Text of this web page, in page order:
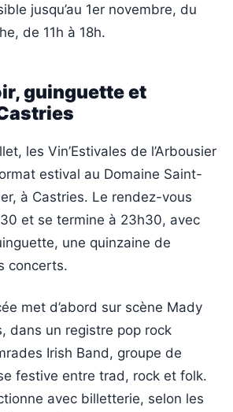
jusqu’au 1er novembre, du
de 11h à 18h.
guinguette et
les Vin’Estivales de l’Arbousier
estival au Domaine Saint-
à Castries. Le rendez-vous
et se termine à 23h30, avec
une quinzaine de
concerts.
met d’abord sur scène Mady
dans un registre pop rock
Irish Band, groupe de
festive entre trad, rock et folk.
avec billetterie, selon les